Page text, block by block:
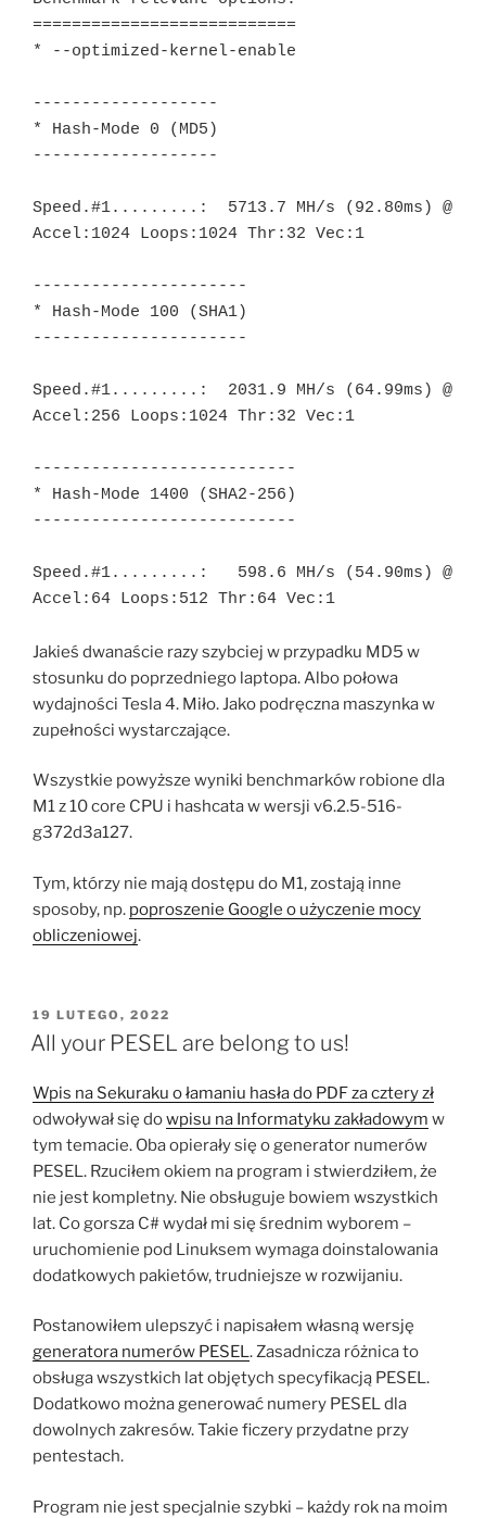
===========================
* --optimized-kernel-enable
-------------------
* Hash-Mode 0 (MD5)
-------------------
Speed.#1.........:  5713.7 MH/s (92.80ms) @
Accel:1024 Loops:1024 Thr:32 Vec:1
----------------------
* Hash-Mode 100 (SHA1)
----------------------
Speed.#1.........:  2031.9 MH/s (64.99ms) @
Accel:256 Loops:1024 Thr:32 Vec:1
---------------------------
* Hash-Mode 1400 (SHA2-256)
---------------------------
Speed.#1.........:   598.6 MH/s (54.90ms) @
Accel:64 Loops:512 Thr:64 Vec:1
Jakieś dwanaście razy szybciej w przypadku MD5 w
stosunku do poprzedniego laptopa. Albo połowa
wydajności Tesla 4. Miło. Jako podręczna maszynka w
zupełności wystarczające.
Wszystkie powyższe wyniki benchmarków robione dla
M1 z 10 core CPU i hashcata w wersji v6.2.5-516-
g372d3a127.
Tym, którzy nie mają dostępu do M1, zostają inne
sposoby, np. poproszenie Google o użyczenie mocy
obliczeniowej.
OPUBLIKOWANE
W
19 LUTEGO, 2022
All your PESEL are belong to us!
Wpis na Sekuraku o łamaniu hasła do PDF za cztery zł
odwoływał się dowpisu na Informatyku zakładowym w
tym temacie. Oba opierały się o generator numerów
PESEL. Rzuciłem okiem na program i stwierdziłem, że
nie jest kompletny. Nie obsługuje bowiem wszystkich
lat. Co gorsza C# wydał mi się średnim wyborem –
uruchomienie pod Linuksem wymaga doinstalowania
dodatkowych pakietów, trudniejsze w rozwijaniu.
Postanowiłem ulepszyć i napisałem własną wersję
generatora numerów PESEL. Zasadnicza różnica to
obsługa wszystkich lat objętych specyfikacją PESEL.
Dodatkowo można generować numery PESEL dla
dowolnych zakresów. Takie ficzery przydatne przy
pentestach.
Program nie jest specjalnie szybki – każdy rok na moim